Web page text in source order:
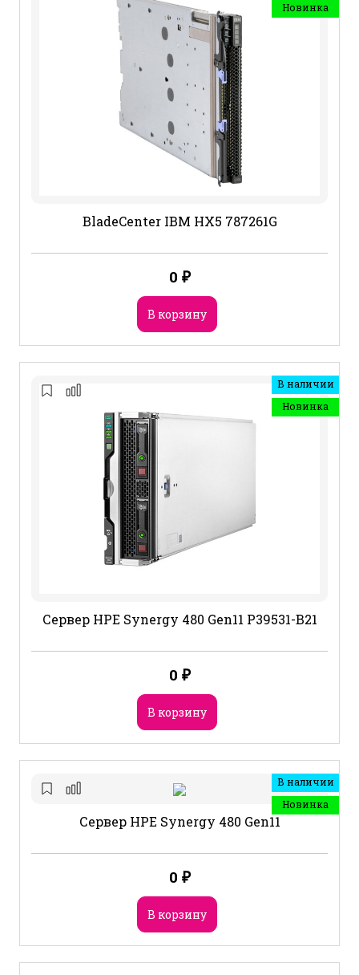
Новинка
BladeCenter IBM HX5 787261G
0 ₽
В корзину
В наличии
Новинка
Сервер HPE Synergy 480 Gen11 P39531-B21
0 ₽
В корзину
В наличии
Новинка
Сервер HPE Synergy 480 Gen11
0 ₽
В корзину